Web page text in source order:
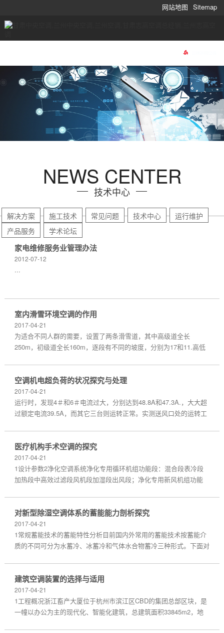
网站地图 Sitemap
NEWS CENTER
技术中心
解决方案 施工技术 常见问题 技术中心
运行维护
产品服务
学术论坛
家电维修服务业管理办法
2012-07-12
...
室内滑雪环境空调的作用
2017-04-21
为适合不同人群的需要，设置了两条滑雪道，其中高级道全长
250m，初级道全长160m，逐段有不同的坡度，分别为17和11.高低
房...
空调机电超负荷的状况探究与处理
2017-04-21
运行时，发现4＃和6＃电流过大，分别达到48.8A和47.3A.，大大超
过额定电流39.5A，而其它三台则运转正常。实测送风口处的运转工
医疗机构手术空调的探究
2017-04-21
1设计参数2净化空调系统净化专用循环机组功能段：混合段表冷段
加热段中高效过滤段风机段加湿段出风段；净化专用新风机组功能
对新型除湿空调体系的蓄能能力剖析探究
2017-04-21
1常规蓄能技术的蓄能特性分析目前国内外常用的蓄能技术按蓄能介
质的不同可分为水蓄冷、冰蓄冷和气体水合物蓄冷三种形式。下面对
建筑空调装置的选择与适用
2017-04-21
1工程概况浙江畜产大厦位于杭州市滨江区CBD的集团总部区块，是
一幢以办公为主的现代化、智能化建筑，总建筑面积33845m2，地